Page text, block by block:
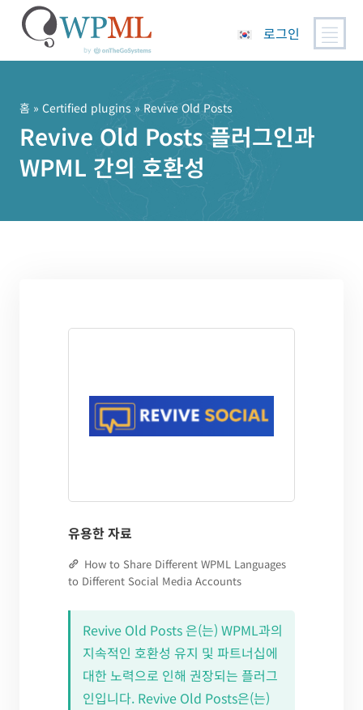
로그인
홈 » Certified plugins » Revive Old Posts
Revive Old Posts 플러그인과
WPML 간의 호환성
유용한 자료
How to Share Different WPML Languages
to Different Social Media Accounts
Revive Old Posts 은(는) WPML과의
지속적인 호환성 유지 및 파트너십에
대한 노력으로 인해 권장되는 플러그
인입니다. Revive Old Posts은(는)